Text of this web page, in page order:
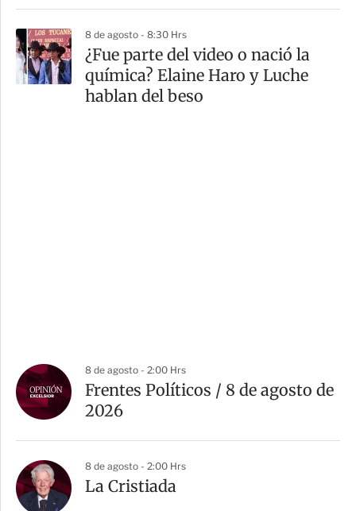
8 de agosto - 8:30 Hrs
¿Fue parte del video o nació la
química? Elaine Haro y Luche
hablan del beso
8 de agosto - 2:00 Hrs
Frentes Políticos / 8 de agosto de
2026
8 de agosto - 2:00 Hrs
La Cristiada